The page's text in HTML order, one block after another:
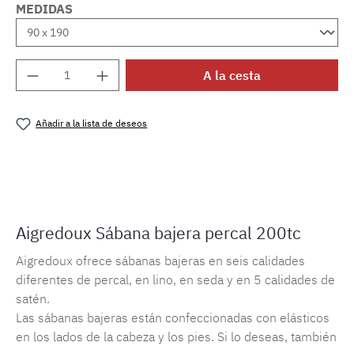
MEDIDAS
Cantidad del producto: introduce la
A la cesta
Añadir a la lista de deseos
Aigredoux Sábana bajera percal 200tc
Aigredoux ofrece sábanas bajeras en seis calidades
diferentes de percal, en lino, en seda y en 5 calidades de
satén.
Las sábanas bajeras están confeccionadas con elásticos
en los lados de la cabeza y los pies. Si lo deseas, también